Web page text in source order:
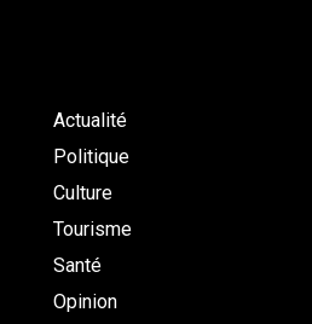
Actualité
Politique
Culture
Tourisme
Santé
Opinion